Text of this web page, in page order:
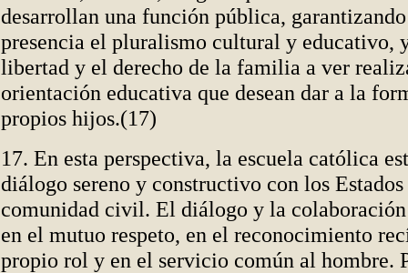
desarrollan una función pública,
presencia el pluralismo cultural y educativo,
libertad y el derecho de la familia a ver
orientación educativa que desean dar a la
propios hijos.(17)
17. En esta perspectiva, la escuela católica
diálogo sereno y constructivo con los
comunidad civil. El diálogo y la colaboración
en el mutuo respeto, en el reconocimiento
propio rol y en el servicio común al hombre.